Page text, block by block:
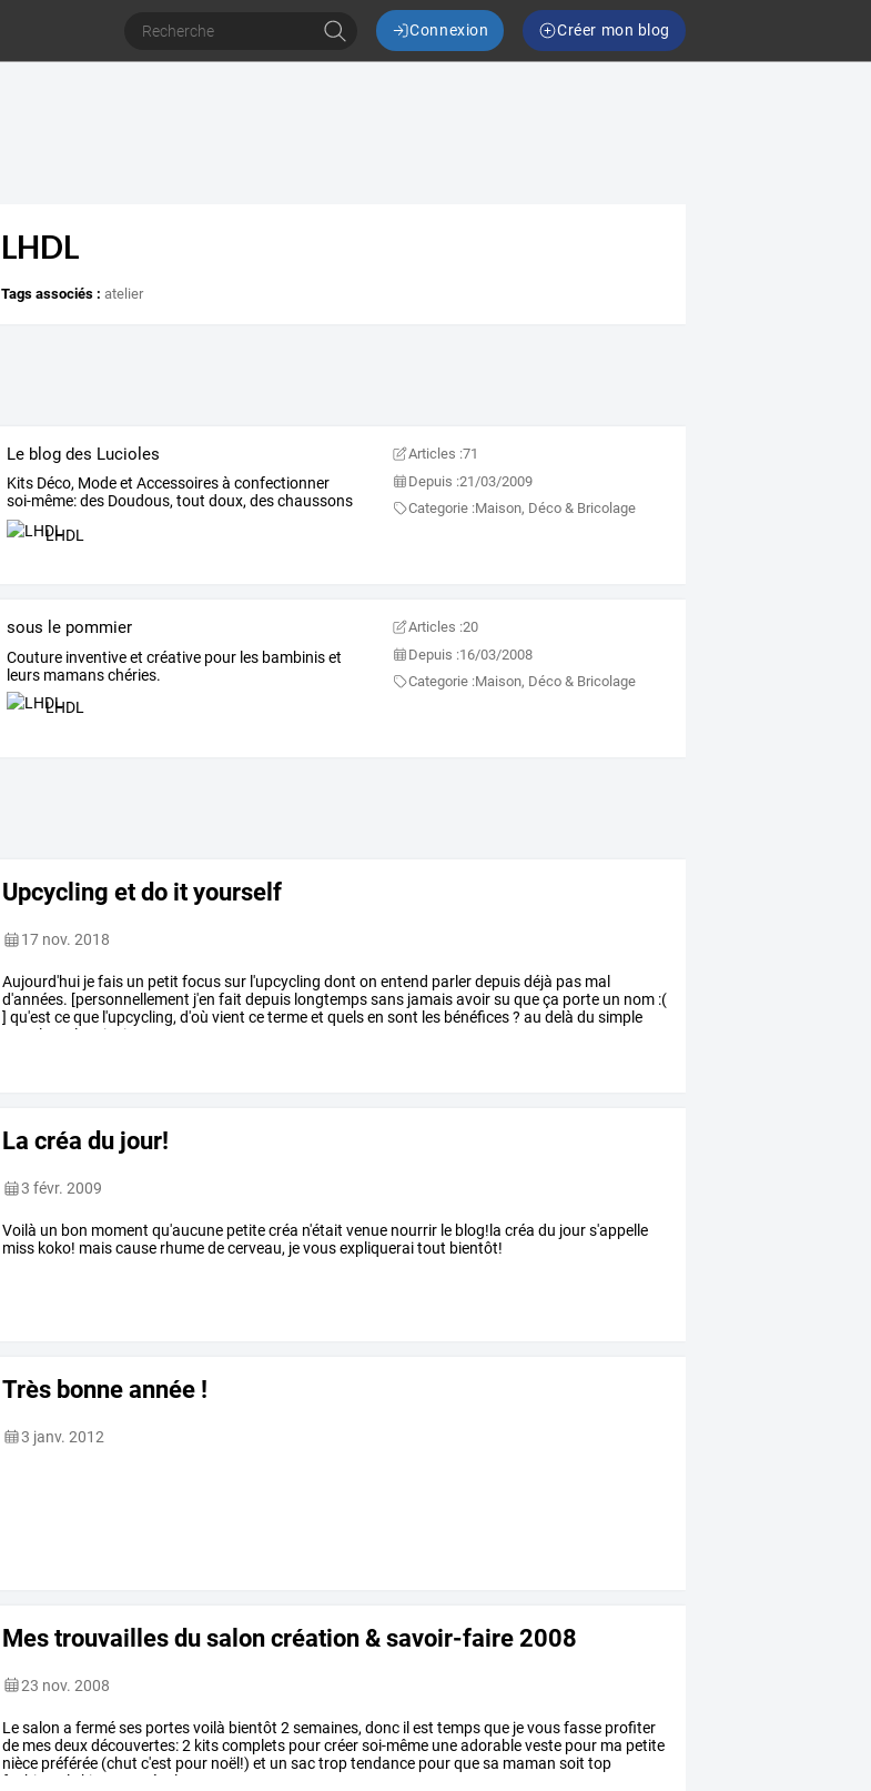
Connexion Créer mon blog
LHDL
Tags associés : atelier
Le blog des Lucioles
KitsDéco,Modeet Accessoiresà confectionner
soi-même:desDoudous,tout doux,deschaussons
et…
LHDL
Articles :71
Depuis :21/03/2009
Categorie :Maison, Déco & Bricolage
sous le pommier
Couture inventive et créative pour les bambinis et
leurs mamans chéries.
LHDL
Articles :20
Depuis :16/03/2008
Categorie :Maison, Déco & Bricolage
Upcycling et do it yourself
17 nov. 2018
Aujourd'hui jefais un petit focussur l'upcycling dont on entend parlerdepuisdéjà pas mal
d'années. [personnellement j'en fait depuis longtempssans jamaisavoirsu queça porte un nom :(
] qu'est ceque l'upcycling,d'où vient cetermeet quelsen sont les bénéfices? au delà du simple
recyclage,
le principe
La créa du jour!
3 févr. 2009
Voilà un bon moment qu'aucune petite créa n'était venue nourrir le blog!la créa du jour s'appelle
miss koko! mais cause rhume de cerveau, je vous expliquerai tout bientôt!
Très bonne année !
3 janv. 2012
Mes trouvailles du salon création & savoir-faire 2008
23 nov. 2008
Lesalon a ferméses portesvoilà bientôt 2 semaines, donc il est tempsque jevousfasse profiter
de mesdeuxdécouvertes:2 kitscomplets pourcréersoi-même uneadorableveste pour ma petite
nièce préférée (chut c'est pour noël!) et un sactroptendance pourquesa maman soit top
fashion!!
le kit créer la